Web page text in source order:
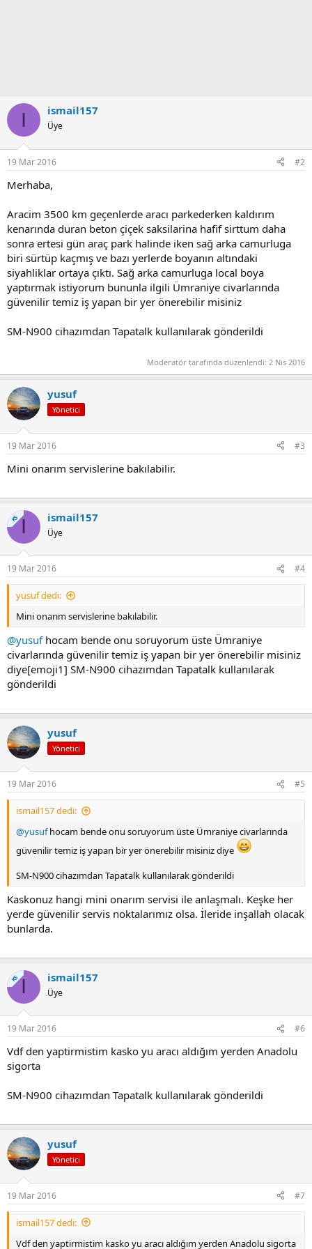
I ismail157
Üye
19 Mar 2016 #2
Merhaba,
Aracim 3500 km geçenlerde aracı parkederken kaldırım
kenarında duran beton çiçek saksilarina hafif sirttum daha
sonra ertesi gün araç park halinde iken sağ arka camurluga
biri sürtüp kaçmış ve bazı yerlerde boyanın altındaki
siyahliklar ortaya çıktı. Sağ arka camurluga local boya
yaptırmak istiyorum bununla ilgili Ümraniye civarlarında
güvenilir temiz iş yapan bir yer önerebilir misiniz
SM-N900 cihazımdan Tapatalk kullanılarak gönderildi
Moderatör tarafında düzenlendi: 2 Nis 2016
yusuf
Yönetici
19 Mar 2016 #3
Mini onarım servislerine bakılabilir.
KS I ismail157
Üye
19 Mar 2016 #4
yusuf dedi:
Mini onarım servislerine bakılabilir.
@yusufhocam bende onu soruyorum üste Ümraniye
civarlarında güvenilir temiz iş yapan bir yer önerebilir misiniz
diye[emoji1] SM-N900 cihazımdan Tapatalk kullanılarak
gönderildi
yusuf
Yönetici
19 Mar 2016 #5
ismail157 dedi:
@yusufhocam bende onu soruyorum üste Ümraniye civarlarında
güvenilir temiz iş yapan bir yer önerebilir misiniz diye
SM-N900 cihazımdan Tapatalk kullanılarak gönderildi
Kaskonuz hangi mini onarım servisi ile anlaşmalı. Keşke her
yerde güvenilir servis noktalarımız olsa. İleride inşallah olacak
bunlarda.
KS I ismail157
Üye
19 Mar 2016 #6
Vdf den yaptirmistim kasko yu aracı aldığım yerden Anadolu
sigorta
SM-N900 cihazımdan Tapatalk kullanılarak gönderildi
yusuf
Yönetici
19 Mar 2016 #7
ismail157 dedi:
Vdf den yaptirmistim kasko yu aracı aldığım yerden Anadolu sigorta